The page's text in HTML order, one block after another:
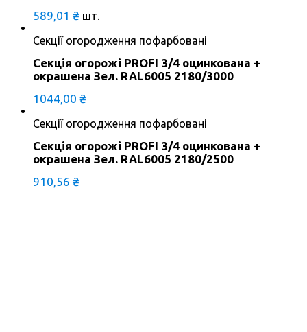
589,01 ₴ шт.
Секції огородження пофарбовані
Секція огорожі PROFI 3/4 оцинкована +
окрашена Зел. RAL6005 2180/3000
1044,00 ₴
Секції огородження пофарбовані
Секція огорожі PROFI 3/4 оцинкована +
окрашена Зел. RAL6005 2180/2500
910,56 ₴